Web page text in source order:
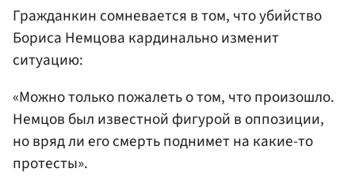
Гражданкин сомневается в том, что убийство
Бориса Немцова кардинально изменит
ситуацию:
«Можно только пожалеть о том, что произошло.
Немцов был известной фигурой в оппозиции,
но вряд ли его смерть поднимет на какие-то
протесты».